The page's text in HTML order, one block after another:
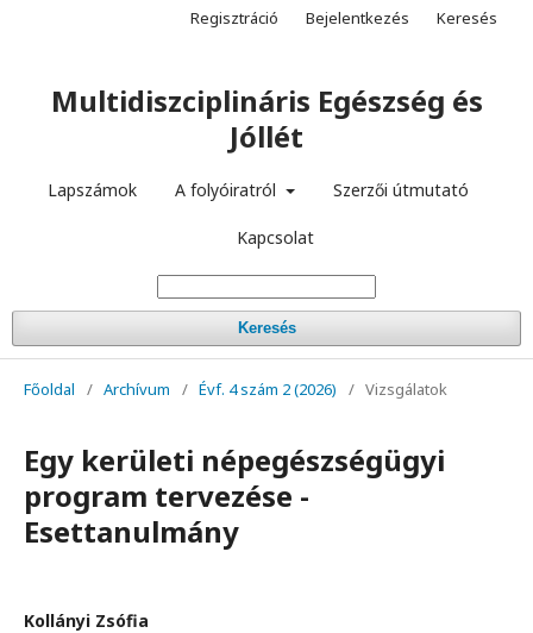
Multidiszciplináris Egészség és
Jóllét
Lapszámok A folyóiratról Szerzői útmutató
Kapcsolat
Keresés
Regisztráció Bejelentkezés Keresés
Főoldal / Archívum / Évf. 4 szám 2 (2026) / Vizsgálatok
Egy kerületi népegészségügyi
program tervezése -
Esettanulmány
Kollányi Zsófia